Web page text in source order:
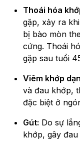
Thoái hóa
gặp, xảy ra
bị bào mòn
cứng. Thoái
gặp sau tuổi
Viêm khớp
và đau khớp,
đặc biệt ở
Gút: Do sự
khớp, gây